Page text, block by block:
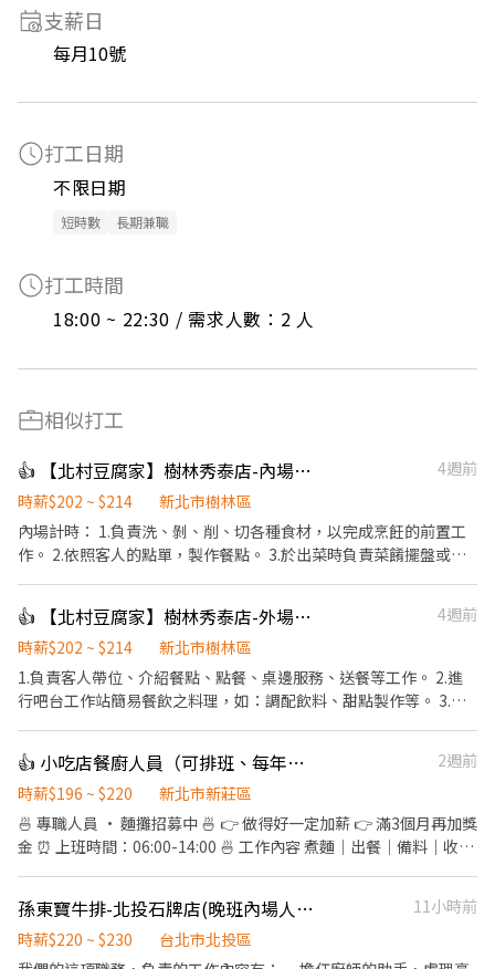
支薪日
每月10號
打工日期
不限日期
短時數 長期兼職
打工時間
18:00 ~ 22:30 / 需求人數：2 人
相似打工
👍 【北村豆腐家】樹林秀泰店-內場計時
4週前
時薪$202 ~ $214
新北市樹林區
內場計時： 1.負責洗、剝、削、切各種食材，以完成烹飪的前置工
作。 2.依照客人的點單，製作餐點。 3.於出菜時負責菜餚擺盤或調
👍 【北村豆腐家】樹林秀泰店-外場計時
4週前
時薪$202 ~ $214
新北市樹林區
1.負責客人帶位、介紹餐點、點餐、桌邊服務、送餐等工作。 2.進
行吧台工作站簡易餐飲之料理，如：調配飲料、甜點製作等。 3.於
👍 小吃店餐廚人員（可排班、每年調薪）
2週前
時薪$196 ~ $220
新北市新莊區
🍜 專職人員 · 麵攤招募中 🍜 👉 做得好一定加薪 👉 滿3個月再加獎
金 ⏰ 上班時間：06:00-14:00 🍜 工作內容 煮麵｜出餐｜備料｜收攤
缺人中！想賺錢就來 🍜 時薪人員 · 麵攤招募中 🍜 ．點餐結帳、送
餐。 ．維持店內整潔。 ．煮麵、切小菜等等。 工作時段：10:30～
18:30、12:00～20:00、 20:00～22:00
孫東寶牛排-北投石牌店(晚班內場人員)
11小時前
時薪$220 ~ $230
台北市北投區